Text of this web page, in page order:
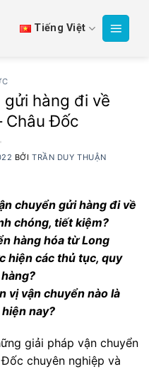
Tiếng Việt
gửi hàng đi về
Châu Đốc
BỞITRẦN DUY THUẬN
chuyển gửi hàng đi về
chóng, tiết kiệm?
hàng hóa từ Long
hiện các thủ tục, quy
vị vận chuyển nào là
nay?
giải pháp vận chuyển
chuyên nghiệp và